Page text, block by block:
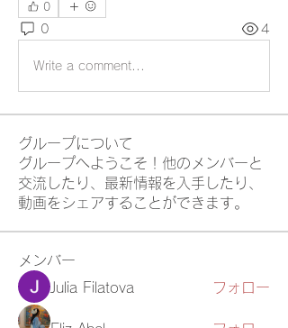
0
0 4
Write a comment...
グループについて
グループへようこそ！他のメンバーと
交流したり、最新情報を入手したり、
動画をシェアすることができます。
メンバー
Julia Filatova
フォロー